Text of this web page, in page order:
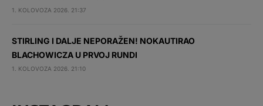
1. KOLOVOZA 2026. 21:37
STIRLING I DALJE NEPORAŽEN! NOKAUTIRAO
BLACHOWICZA U PRVOJ RUNDI
1. KOLOVOZA 2026. 21:10